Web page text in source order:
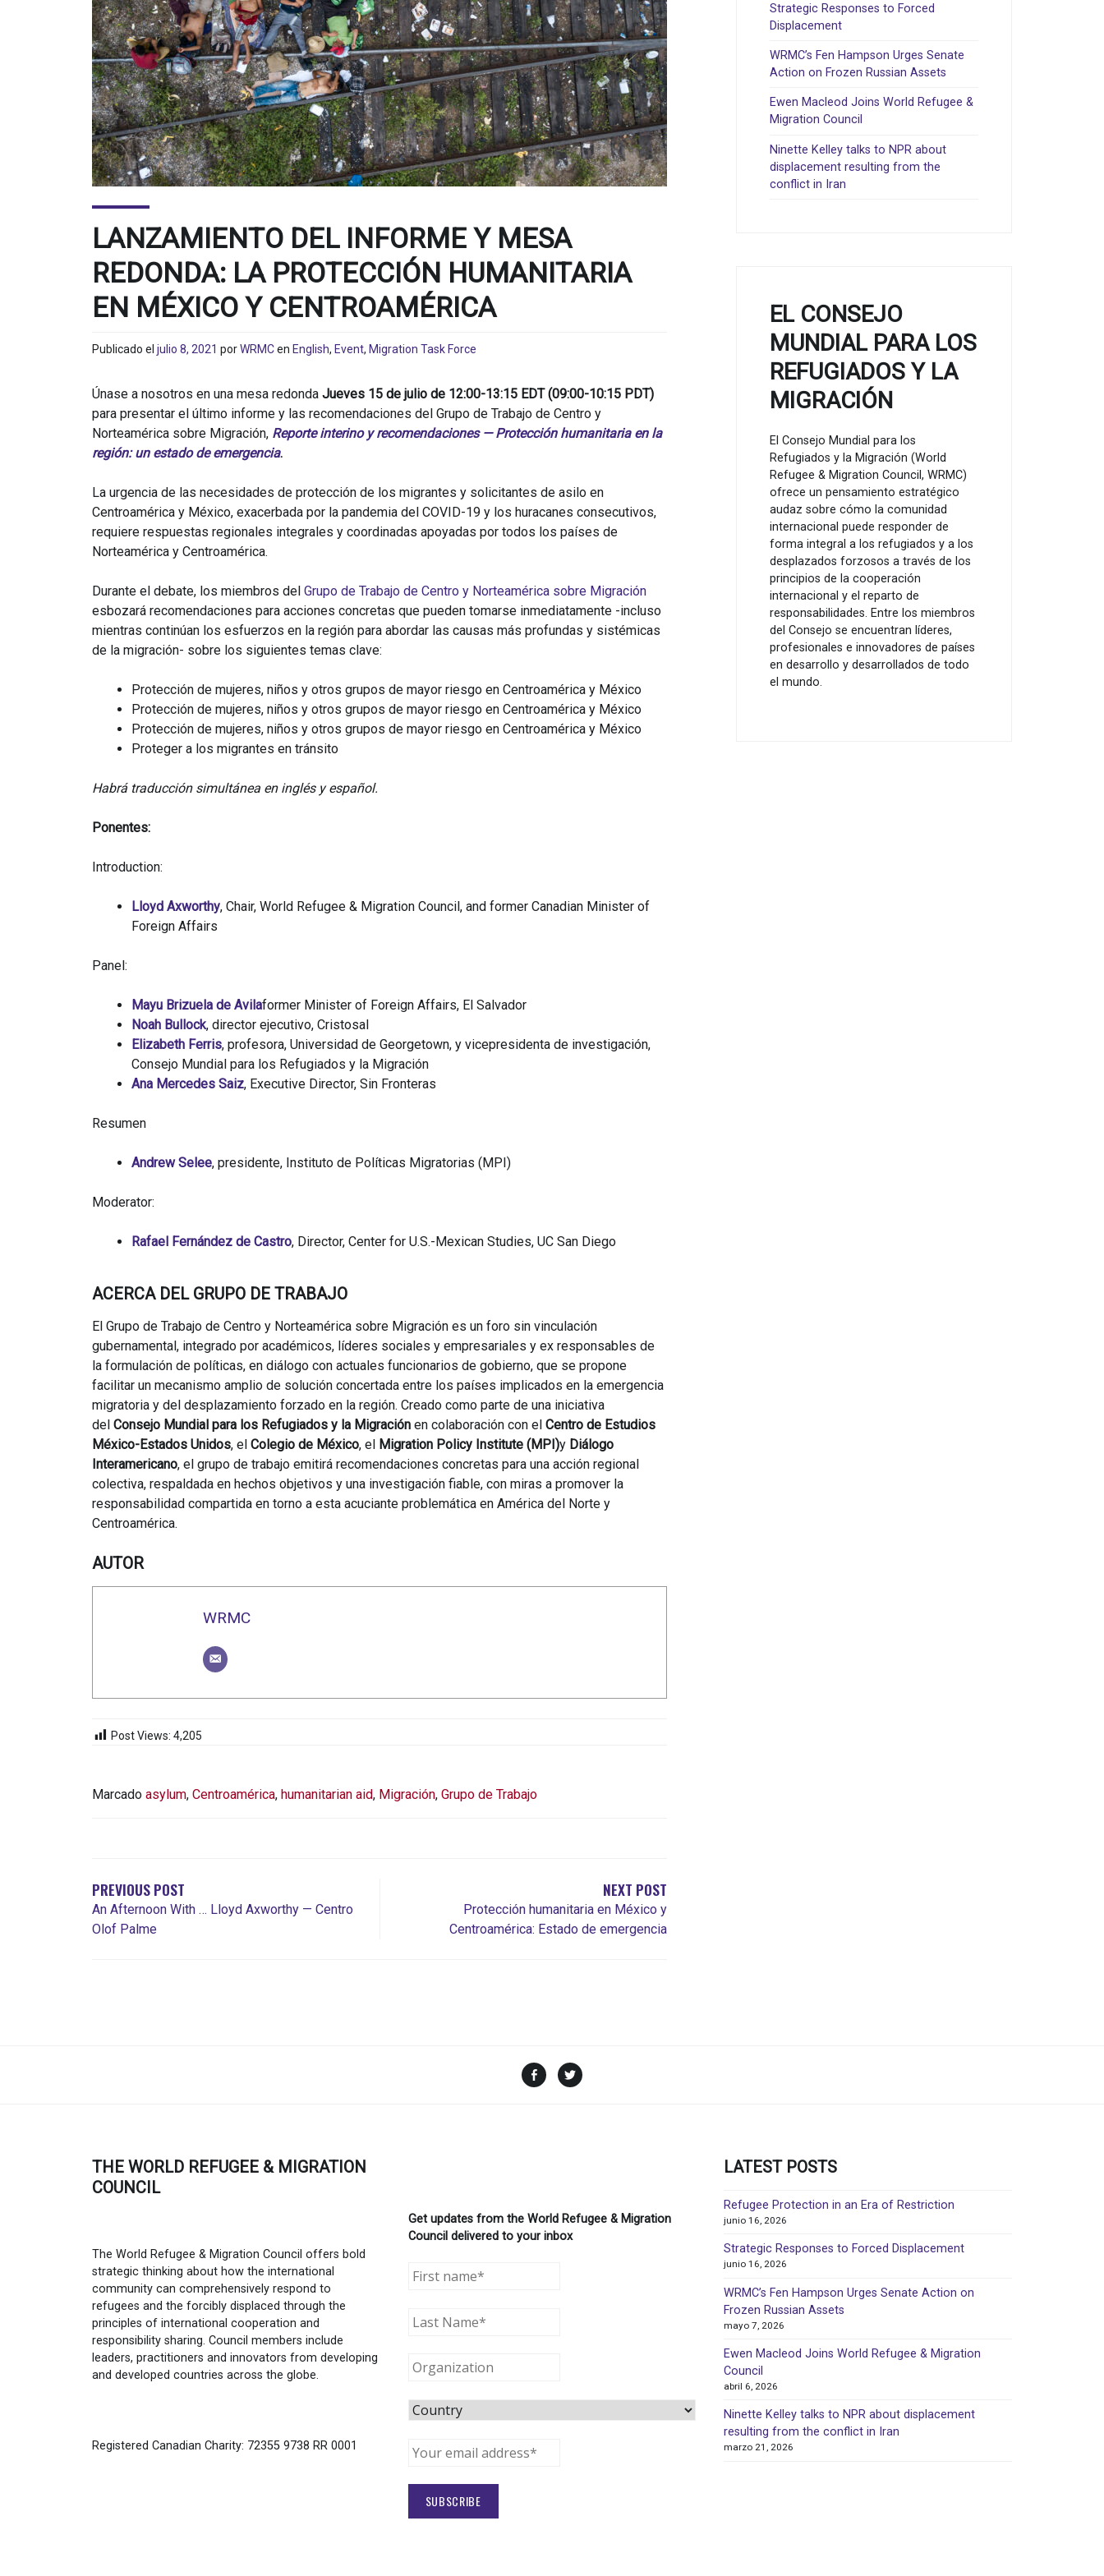
LANZAMIENTO DEL INFORME Y MESA
REDONDA: LA PROTECCIÓN HUMANITARIA
EN MÉXICO Y CENTROAMÉRICA
Publicado el julio 8, 2021 porWRMCen English, Event, Migration Task Force
Únase a nosotros en una mesa redonda Jueves 15 de julio de 12:00-13:15 EDT (09:00-10:15 PDT)
para presentar el último informe y las recomendaciones del Grupo de Trabajo de Centro y
Norteamérica sobre Migración, Reporte interino y recomendaciones — Protección humanitaria en la
región: un estado de emergencia.
La urgencia de las necesidades de protección de los migrantes y solicitantes de asilo en
Centroamérica y México, exacerbada por la pandemia del COVID-19 y los huracanes consecutivos,
requiere respuestas regionales integrales y coordinadas apoyadas por todos los países de
Norteamérica y Centroamérica.
Durante el debate, los miembros del Grupo de Trabajo de Centro y Norteamérica sobre Migración
esbozará recomendaciones para acciones concretas que pueden tomarse inmediatamente -incluso
mientras continúan los esfuerzos en la región para abordar las causas más profundas y sistémicas
de la migración- sobre los siguientes temas clave:
Protección de mujeres, niños y otros grupos de mayor riesgo en Centroamérica y México
Protección de mujeres, niños y otros grupos de mayor riesgo en Centroamérica y México
Protección de mujeres, niños y otros grupos de mayor riesgo en Centroamérica y México
Proteger a los migrantes en tránsito
Habrá traducción simultánea en inglés y español.
Ponentes:
Introduction:
Lloyd Axworthy, Chair, World Refugee & Migration Council, and former Canadian Minister of
Foreign Affairs
Panel:
Mayu Brizuela de Avilaformer Minister of Foreign Affairs, El Salvador
Noah Bullock, director ejecutivo, Cristosal
Elizabeth Ferris, profesora, Universidad de Georgetown, y vicepresidenta de investigación,
Consejo Mundial para los Refugiados y la Migración
Ana Mercedes Saiz, Executive Director, Sin Fronteras
Resumen
Andrew Selee, presidente, Instituto de Políticas Migratorias (MPI)
Moderator:
Rafael Fernández de Castro, Director, Center for U.S.-Mexican Studies, UC San Diego
ACERCA DEL GRUPO DE TRABAJO
El Grupo de Trabajo de Centro y Norteamérica sobre Migración es un foro sin vinculación
gubernamental, integrado por académicos, líderes sociales y empresariales y ex responsables de
la formulación de políticas, en diálogo con actuales funcionarios de gobierno, que se propone
facilitar un mecanismo amplio de solución concertada entre los países implicados en la emergencia
migratoria y del desplazamiento forzado en la región. Creado como parte de una iniciativa
del Consejo Mundial para los Refugiados y la Migración en colaboración con el Centro de Estudios
México-Estados Unidos, el Colegio de México, el Migration Policy Institute (MPI)y Diálogo
Interamericano, el grupo de trabajo emitirá recomendaciones concretas para una acción regional
colectiva, respaldada en hechos objetivos y una investigación fiable, con miras a promover la
responsabilidad compartida en torno a esta acuciante problemática en América del Norte y
Centroamérica.
AUTOR
WRMC
Post Views: 4,205
Marcado asylum, Centroamérica, humanitarian aid, Migración, Grupo de Trabajo
ENTRADAS
PREVIOUS POST
An Afternoon With … Lloyd Axworthy — Centro
Olof Palme
NEXT POST
Protección humanitaria en México y
Centroamérica: Estado de emergencia
Strategic Responses to Forced
Displacement
WRMC’s Fen Hampson Urges Senate
Action on Frozen Russian Assets
Ewen Macleod Joins World Refugee &
Migration Council
Ninette Kelley talks to NPR about
displacement resulting from the
conflict in Iran
EL CONSEJO
MUNDIAL PARA LOS
REFUGIADOS Y LA
MIGRACIÓN
El Consejo Mundial para los
Refugiados y la Migración (World
Refugee & Migration Council, WRMC)
ofrece un pensamiento estratégico
audaz sobre cómo la comunidad
internacional puede responder de
forma integral a los refugiados y a los
desplazados forzosos a través de los
principios de la cooperación
internacional y el reparto de
responsabilidades. Entre los miembros
del Consejo se encuentran líderes,
profesionales e innovadores de países
en desarrollo y desarrollados de todo
el mundo.
Facebook
THE WORLD REFUGEE & MIGRATION
COUNCIL
The World Refugee & Migration Council offers bold
strategic thinking about how the international
community can comprehensively respond to
refugees and the forcibly displaced through the
principles of international cooperation and
responsibility sharing. Council members include
leaders, practitioners and innovators from developing
and developed countries across the globe.
Registered Canadian Charity: 72355 9738 RR 0001
Get updates from the World Refugee & Migration
Council delivered to your inbox
LATEST POSTS
Refugee Protection in an Era of Restriction
junio 16, 2026
Strategic Responses to Forced Displacement
junio 16, 2026
WRMC’s Fen Hampson Urges Senate Action on
Frozen Russian Assets
mayo 7, 2026
Ewen Macleod Joins World Refugee & Migration
Council
abril 6, 2026
Ninette Kelley talks to NPR about displacement
resulting from the conflict in Iran
marzo 21, 2026